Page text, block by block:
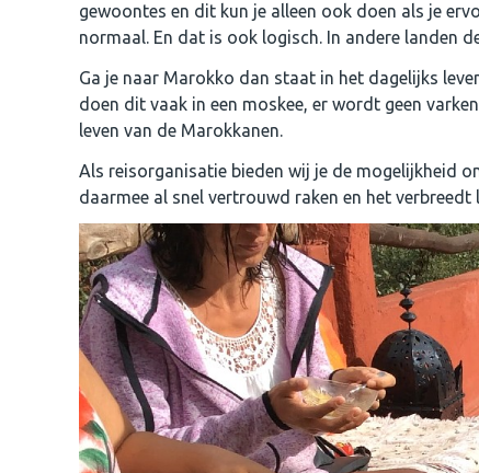
gewoontes en dit kun je alleen ook doen als je
normaal. En dat is ook logisch. In andere landen
Ga je naar Marokko dan staat in het dagelijks
doen dit vaak in een moskee, er wordt geen
leven van de Marokkanen.
Als reisorganisatie bieden wij je de mogelijkheid
daarmee al snel vertrouwd raken en het verbreedt